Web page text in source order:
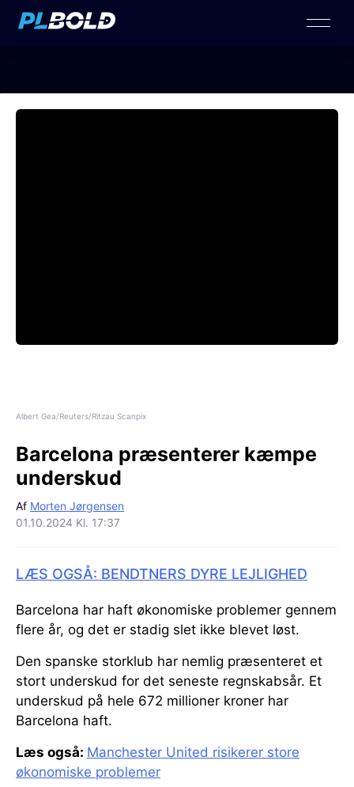
Albert Gea/Reuters/Ritzau Scanpix
Barcelona præsenterer kæmpe
underskud
Af Morten Jørgensen
01.10.2024 Kl. 17:37
LÆS OGSÅ: BENDTNERS DYRE LEJLIGHED
Barcelona har haft økonomiske problemer gennem
flere år, og det er stadig slet ikke blevet løst.
Den spanske storklub har nemlig præsenteret et
stort underskud for det seneste regnskabsår. Et
underskud på hele 672 millioner kroner har
Barcelona haft.
Læs også: Manchester United risikerer store
økonomiske problemer